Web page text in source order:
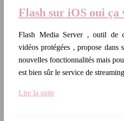
Flash sur iOS oui ça
Flash Media Server , outil de
vidéos protégées , propose dans
nouvelles fonctionnalités mais
est bien sûr le service de
Lire la suite